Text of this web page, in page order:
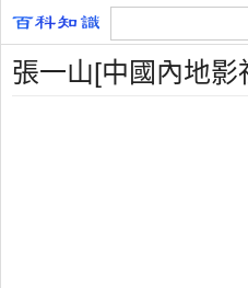
張一山[中國內地影